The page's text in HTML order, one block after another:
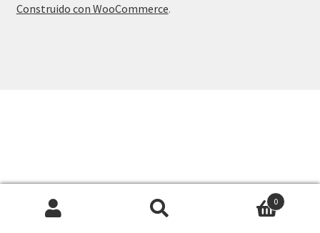
Construido con WooCommerce.
0